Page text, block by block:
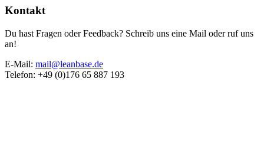
Kontakt
Du hast Fragen oder Feedback? Schreib uns eine Mail oder ruf uns
an!
E-Mail: mail@leanbase.de
Telefon: +49 (0)176 65 887 193